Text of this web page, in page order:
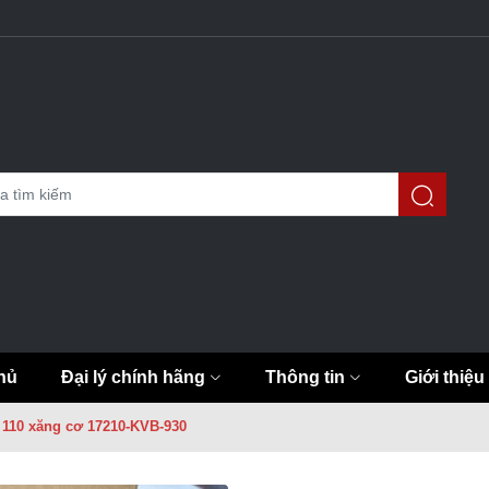
Đại lý chính hãng Thông tin Giới thiệu
xăng cơ 17210-KVB-930